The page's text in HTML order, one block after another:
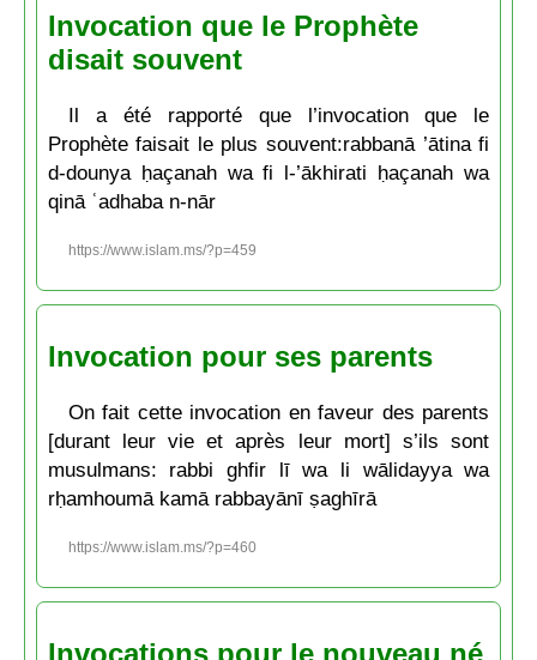
Invocation que le Prophète
disait souvent
Il a été rapporté que l’invocation que le
Prophète faisait le plus souvent:rabbanā ’ātina fi
d-dounya ḥaçanah wa fi l-’ākhirati ḥaçanah wa
qinā ʿadhaba n-nār
https://www.islam.ms/?p=459
Invocation pour ses parents
On fait cette invocation en faveur des parents
[durant leur vie et après leur mort] s’ils sont
musulmans: rabbi ghfir lī wa li wālidayya wa
rḥamhoumā kamā rabbayānī ṣaghīrā
https://www.islam.ms/?p=460
Invocations pour le nouveau né